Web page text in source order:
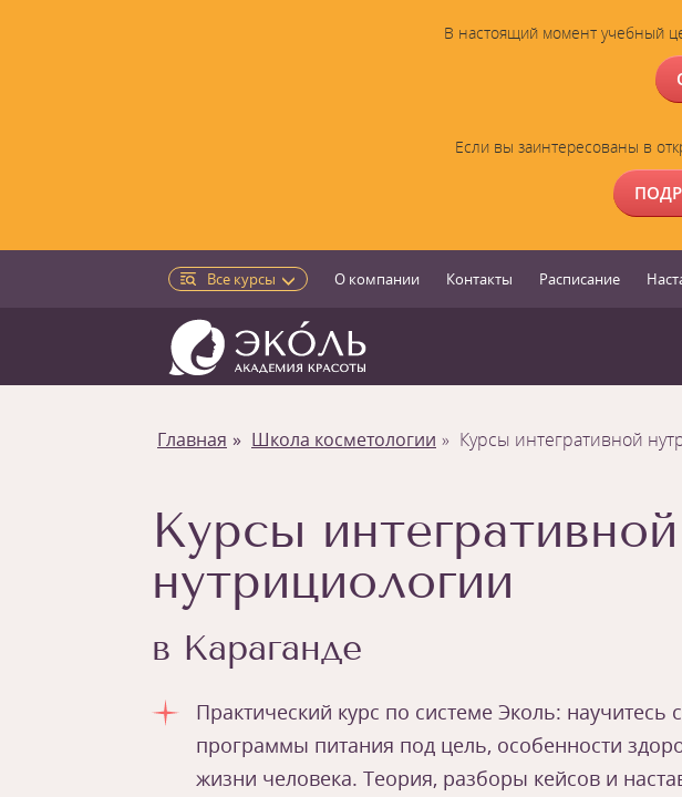
В настоящий момент учебный
Если вы заинтересованы в
Все курсы О компании Контакты Расписание
Главная Школа косметологии Курсы интегративной
Курсы интегративной
нутрициологии
в Караганде
Практический курс по системе Эколь: научитесь
программы питания под цель, особенности
жизни человека. Теория, разборы кейсов и